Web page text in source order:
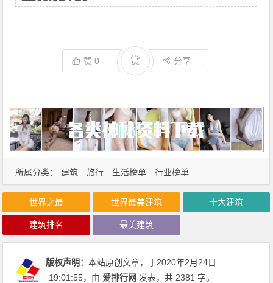
所属分类： 建筑 旅行 生活榜单 行业榜单
赞0 赏 分享
世界之最 世界最美建筑 十大建筑
建筑排名 最美建筑
版权声明：本站原创文章，于2020年2月24日
19:01:55，由 爱排行网 发表，共 2381 字。